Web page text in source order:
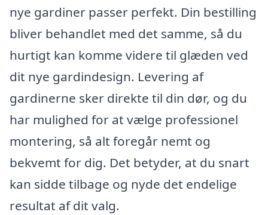
nye gardiner passer perfekt. Din bestilling
bliver behandlet med det samme, så du
hurtigt kan komme videre til glæden ved
dit nye gardindesign. Levering af
gardinerne sker direkte til din dør, og du
har mulighed for at vælge professionel
montering, så alt foregår nemt og
bekvemt for dig. Det betyder, at du snart
kan sidde tilbage og nyde det endelige
resultat af dit valg.